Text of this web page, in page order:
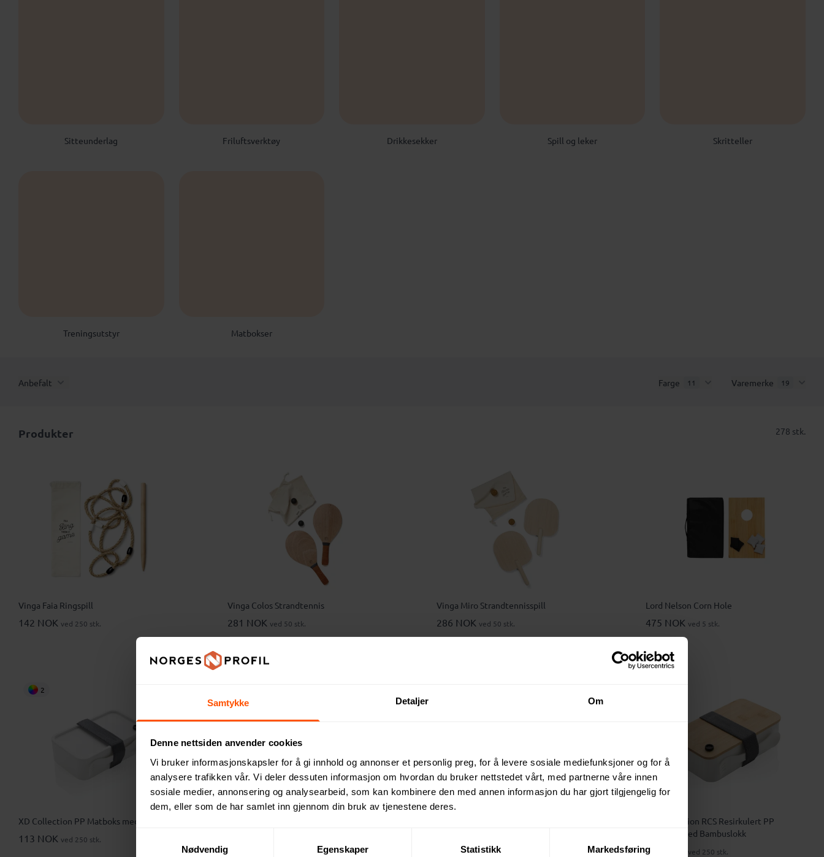
Samtykke Detaljer Om
Denne nettsiden anvender cookies
Vi bruker informasjonskapsler for å gi innhold og annonser et personlig preg, for å levere sosiale mediefunksjoner og for å
analysere trafikken vår. Vi deler dessuten informasjon om hvordan du bruker nettstedet vårt, med partnerne våre innen
sosiale medier, annonsering og analysearbeid, som kan kombinere den med annen informasjon du har gjort tilgjengelig for
dem, eller som de har samlet inn gjennom din bruk av tjenestene deres.
Nødvendig
Egenskaper Statistikk Markedsføring
Sitteunderlag Friluftsverktøy Drikkesekker Spill og leker Skritteller
Treningsutstyr Matbokser
Anbefalt Farge 11 Varemerke 19
Produkter 278 stk.
Vinga Faia Ringspill
142 NOK ved 250 stk.
Vinga Colos Strandtennis
281 NOK ved 50 stk.
Vinga Miro Strandtennisspill
286 NOK ved 50 stk.
Lord Nelson Corn Hole
475 NOK ved 5 stk.
2
XD Collection PP Matboks med Spork
113 NOK ved 250 stk.
142 NOK 171 NOKved 250 stk.
XD Collection RCS Resirkulert PP
Matboks med Bambuslokk
113 NOK ved 250 stk.